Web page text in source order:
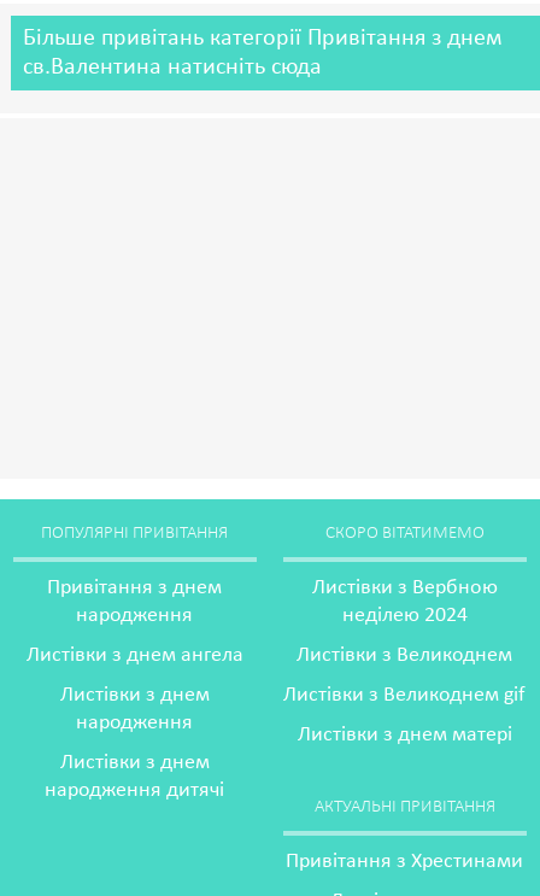
Більше привітань категорії Привітання з днем
св.Валентина натисніть сюда
ПОПУЛЯРНІ ПРИВІТАННЯ
Привітання з днем
народження
Листівки з днем ангела
Листівки з днем
народження
Листівки з днем
народження дитячі
СКОРО ВІТАТИМЕМО
Листівки з Вербною
неділею 2024
Листівки з Великоднем
Листівки з Великоднем gif
Листівки з днем матері
АКТУАЛЬНІ ПРИВІТАННЯ
Привітання з Хрестинами